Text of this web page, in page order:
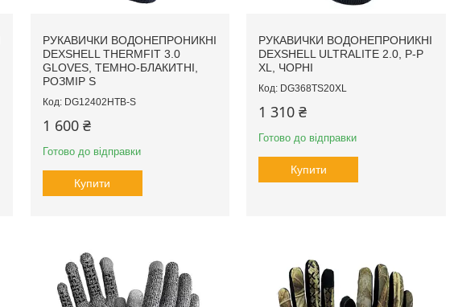
РУКАВИЧКИ ВОДОНЕПРОНИКНІ
DEXSHELL THERMFIT 3.0
GLOVES, ТЕМНО-БЛАКИТНІ,
РОЗМІР S
DG12402HTB-S
1 600 ₴
Готово до відправки
Купити
РУКАВИЧКИ ВОДОНЕПРОНИКНІ
DEXSHELL ULTRALITE 2.0, P-P
XL, ЧОРНІ
DG368TS20XL
1 310 ₴
Готово до відправки
Купити